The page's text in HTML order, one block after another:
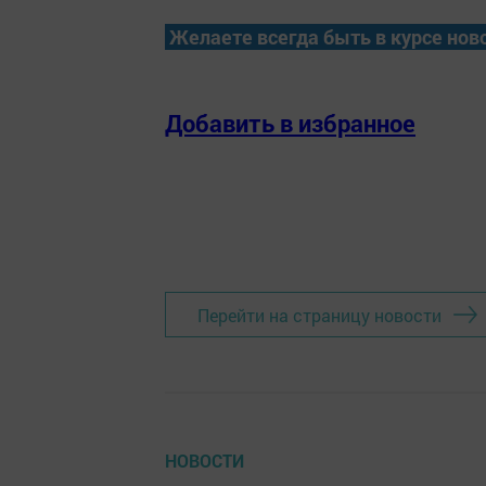
Желаете всегда быть в курсе
Добавить в избранное
Перейти на страницу новости
НОВОСТИ